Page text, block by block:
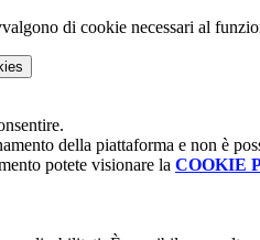
di cookie necessari al
della piattaforma e non è
potete visionare la COOKIE